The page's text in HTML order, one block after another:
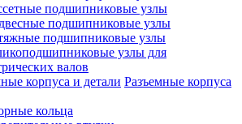
подшипниковые узлы
подшипниковые узлы
подшипниковые узлы
узлы для
валов
Разъемные корпуса
кольца